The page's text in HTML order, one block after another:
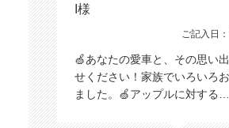
I様
ご記入日
🍏あなたの愛車と、その思い
せください！家族でいろいろ
ました。🍏アップルに対する…